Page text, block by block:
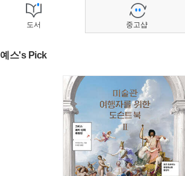
도서
예스's Pick
중고샵